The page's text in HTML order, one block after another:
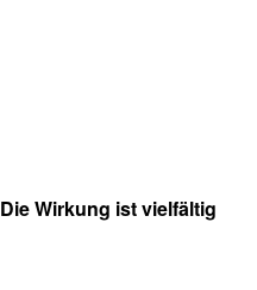
Die Wirkung ist vielfältig